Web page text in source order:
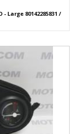
80142285831 /